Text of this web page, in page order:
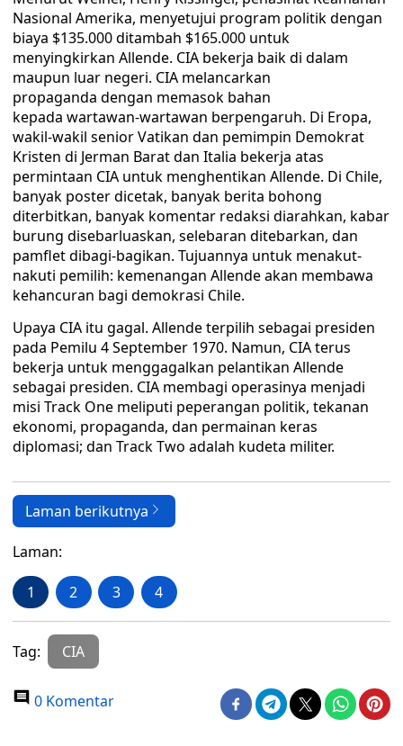
Nasional Amerika, menyetujui program politik dengan
biaya $135.000 ditambah $165.000 untuk
menyingkirkan Allende. CIA bekerja baik di dalam
maupun luar negeri. CIA melancarkan
propaganda dengan memasok bahan
kepada wartawan-wartawan berpengaruh. Di Eropa,
wakil-wakil senior Vatikan dan pemimpin Demokrat
Kristen di Jerman Barat dan Italia bekerja atas
permintaan CIA untuk menghentikan Allende. Di Chile,
banyak poster dicetak, banyak berita bohong
diterbitkan, banyak komentar redaksi diarahkan, kabar
burung disebarluaskan, selebaran ditebarkan, dan
pamflet dibagi-bagikan. Tujuannya untuk menakut-
nakuti pemilih: kemenangan Allende akan membawa
kehancuran bagi demokrasi Chile.
Upaya CIA itu gagal. Allende terpilih sebagai presiden
pada Pemilu 4 September 1970. Namun, CIA terus
bekerja untuk menggagalkan pelantikan Allende
sebagai presiden. CIA membagi operasinya menjadi
misi Track One meliputi peperangan politik, tekanan
ekonomi, propaganda, dan permainan keras
diplomasi; dan Track Two adalah kudeta militer.
Laman berikutnya
Laman:
1 2 3 4
Tag: CIA
0 Komentar